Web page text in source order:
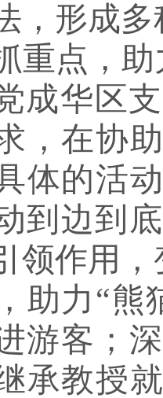
，形成
重点，
成华区
，在协
体的活
到边到
领作用
助力“熊
游客；
承教授